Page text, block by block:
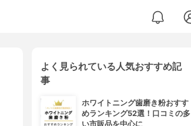
よく見られている人気おすすめ記
事
ホワイトニング歯磨き粉おすす
めランキング52選！口コミの多
い市販品を中心に